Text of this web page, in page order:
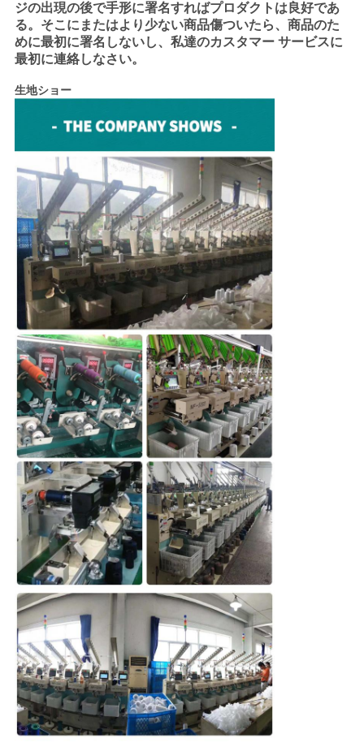
ジの出現の後で手形に署名すればプロダクトは良好であ
る。そこにまたはより少ない商品傷ついたら、商品のた
めに最初に署名しないし、私達のカスタマー サービスに
最初に連絡しなさい。
生地ショー